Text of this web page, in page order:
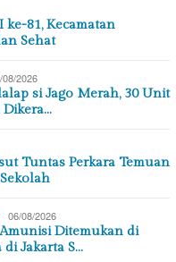
ke-81, Kecamatan
Sehat
08/2026
si Jago Merah, 30 Unit
Dikera…
Tuntas Perkara Temuan
06/08/2026
Ditemukan di
Jakarta S…